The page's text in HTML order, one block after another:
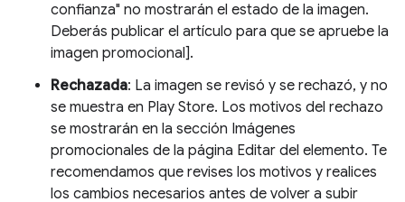
confianza" no mostrarán el estado de la imagen.
Deberás publicar el artículo para que se apruebe la
imagen promocional].
Rechazada: La imagen se revisó y se rechazó, y no
se muestra en Play Store. Los motivos del rechazo
se mostrarán en la sección Imágenes
promocionales de la página Editar del elemento. Te
recomendamos que revises los motivos y realices
los cambios necesarios antes de volver a subir